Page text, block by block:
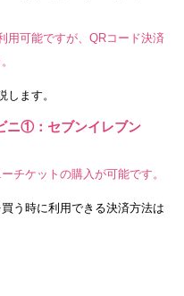
用可能ですが、QRコード決済
ます。
ニ①：セブンイレブン
チケットの購入が可能です。
う時に利用できる決済方法は